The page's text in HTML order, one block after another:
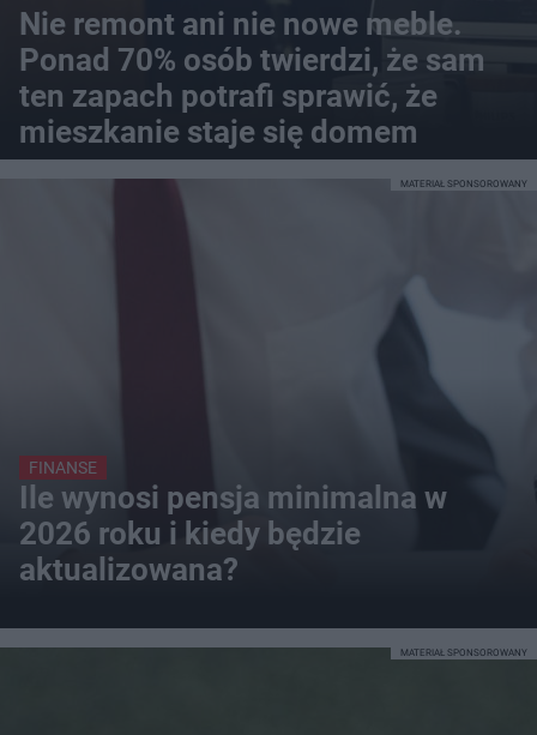
Nie remont ani nie nowe meble.
Ponad 70% osób twierdzi, że sam
ten zapach potrafi sprawić, że
mieszkanie staje się domem
FINANSE
Ile wynosi pensja minimalna w
2026 roku i kiedy będzie
aktualizowana?
MATERIAŁ SPONSOROWANY
MATERIAŁ SPONSOROWANY